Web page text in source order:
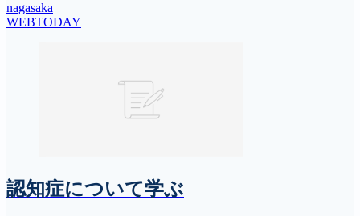
nagasaka
WEBTODAY
認知症について学ぶ